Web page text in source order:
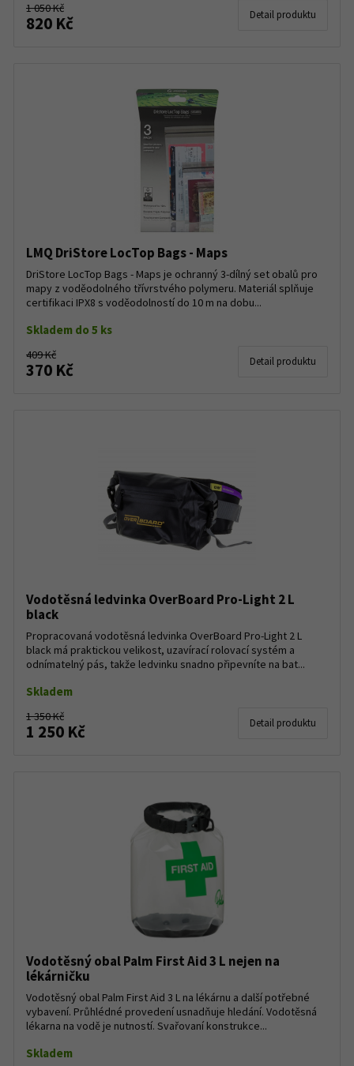
1 050 Kč
820 Kč Detail produktu
LMQ DriStore LocTop Bags - Maps
DriStore LocTop Bags - Maps je ochranný 3-dílný set obalů pro
mapy z voděodolného třívrstvého polymeru. Materiál splňuje
certifikaci IPX8 s voděodolností do 10 m na dobu...
Skladem do 5 ks
409 Kč
370 Kč Detail produktu
Vodotěsná ledvinka OverBoard Pro-Light 2 L
black
Propracovaná vodotěsná ledvinka OverBoard Pro-Light 2 L
black má praktickou velikost, uzavírací rolovací systém a
odnímatelný pás, takže ledvinku snadno připevníte na bat...
Skladem
1 350 Kč
1 250 Kč Detail produktu
Vodotěsný obal Palm First Aid 3 L nejen na
lékárničku
Vodotěsný obal Palm First Aid 3 L na lékárnu a další potřebné
vybavení. Průhlédné provedení usnadňuje hledání. Vodotěsná
lékarna na vodě je nutností. Svařovaní konstrukce...
Skladem